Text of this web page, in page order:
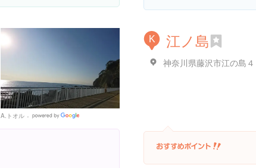
A.トオル
Places
K 江ノ島
神奈川県藤沢市江の島４